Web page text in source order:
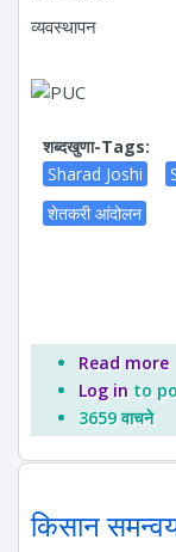
व्यवस्थापन
शब्दखुणा-Tags:
Sharad Joshi
शेतकरी आंदोलन
Read more
Log in to
3659 वाचने
किसान